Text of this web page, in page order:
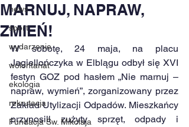
news
sport
wydarzenie
wolontariat
ekologia
rekrutacja
Fundacja Św. Mikołaja
MARNUJ, NAPRAW,
ZMIEŃ!
W sobotę, 24 maja, na placu
Jagiellończyka w Elblągu odbył się XVI
festyn GOZ pod hasłem „Nie marnuj –
napraw, wymień”, zorganizowany przez
Zakład Utylizacji Odpadów. Mieszkańcy
przynosili zużyty sprzęt, odpady i